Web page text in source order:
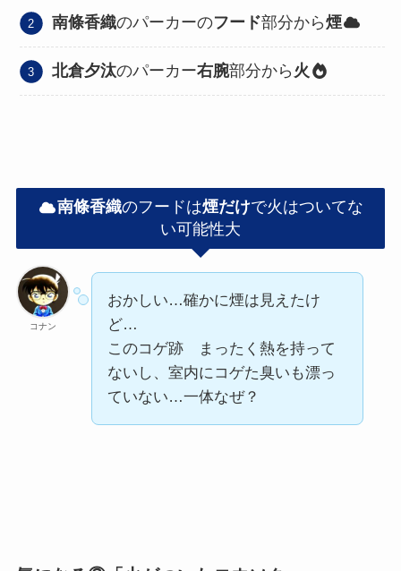
南條香織のパーカーのフード部分から煙
北倉夕汰のパーカー右腕部分から 火
南條香織のフードは煙だけで火はついてな
い可能性大
コナン
おかしい…確かに煙は見えたけ
ど…
このコゲ跡 まったく熱を持って
ないし、室内にコゲた臭いも漂っ
ていない…一体なぜ？